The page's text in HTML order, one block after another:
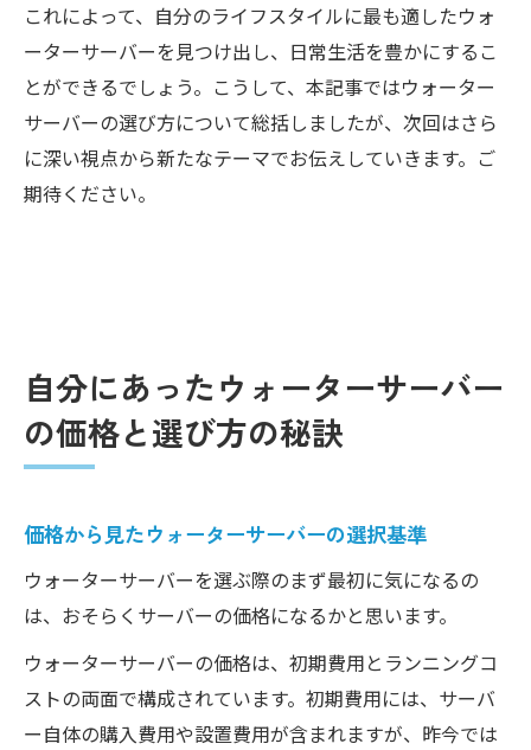
これによって、自分のライフスタイルに最も適したウォ
ーターサーバーを見つけ出し、日常生活を豊かにするこ
とができるでしょう。こうして、本記事ではウォーター
サーバーの選び方について総括しましたが、次回はさら
に深い視点から新たなテーマでお伝えしていきます。ご
期待ください。
自分にあったウォーターサーバー
の価格と選び方の秘訣
価格から見たウォーターサーバーの選択基準
ウォーターサーバーを選ぶ際のまず最初に気になるの
は、おそらくサーバーの価格になるかと思います。
ウォーターサーバーの価格は、初期費用とランニングコ
ストの両面で構成されています。初期費用には、サーバ
ー自体の購入費用や設置費用が含まれますが、昨今では